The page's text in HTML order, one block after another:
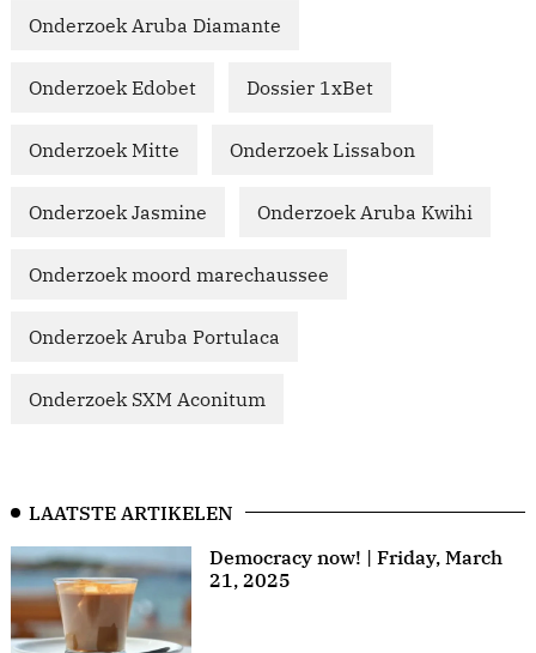
Onderzoek Aruba Diamante
Onderzoek Edobet Dossier 1xBet
Onderzoek Mitte Onderzoek Lissabon
Onderzoek Jasmine Onderzoek Aruba Kwihi
Onderzoek moord marechaussee
Onderzoek Aruba Portulaca
Onderzoek SXM Aconitum
LAATSTE ARTIKELEN
Democracy now! | Friday, March
21, 2025